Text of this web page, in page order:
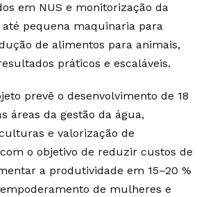
em NUS e monitorização da
até pequena maquinaria para
de alimentos para animais,
práticos e escaláveis.
prevê o desenvolvimento de 18
áreas da gestão da água,
e valorização de
o objetivo de reduzir custos de
a produtividade em 15–20 %
de mulheres e